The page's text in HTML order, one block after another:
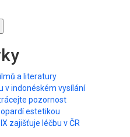
a literatury
v indonéském vysílání
pozornost
estetikou
zajišťuje léčbu v ČR